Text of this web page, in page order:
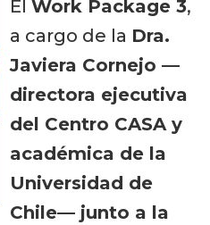
El Work Package 3,
a cargo de la Dra.
Javiera Cornejo —
directora ejecutiva
del Centro CASA y
académica de la
Universidad de
Chile— junto a la